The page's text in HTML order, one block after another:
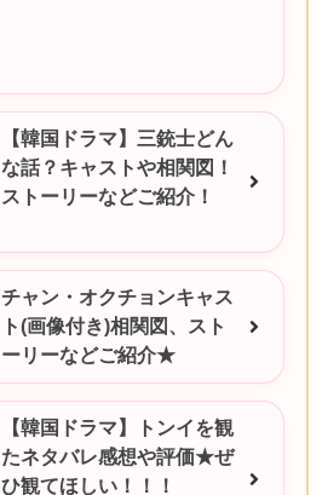
【韓国ドラマ】三銃士どん
な話？キャストや相関図！
ストーリーなどご紹介！
チャン・オクチョンキャス
ト(画像付き)相関図、スト
ーリーなどご紹介★
【韓国ドラマ】トンイを観
たネタバレ感想や評価★ぜ
ひ観てほしい！！！